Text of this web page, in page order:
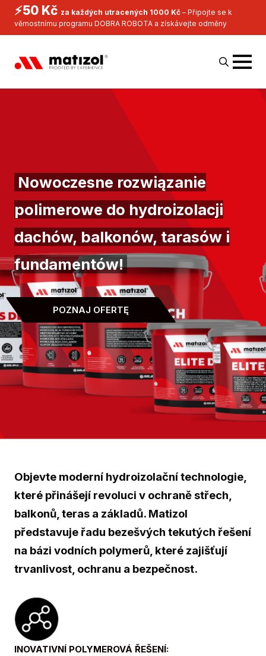
⚡50 Kč za každých utracených 1000 Kč – Připojte se k
věrnostnímu programu DOBRA ROBOTA a získávejte odměny
Nowoczesne rozwiązanie
polimerowe do hydroizolacji
dachów, balkonów, tarasów i
fundamentów!
POZNAJ OFERTĘ
Objevte moderní hydroizolační technologie,
které přinášejí revoluci v ochraně střech,
balkonů, teras a základů. Matizol
představuje řadu bezešvých tekutých řešení
na bázi vodních polymerů, které zajišťují
trvanlivost, ochranu a bezpečnost.
INOVATIVNÍ POLYMEROVÁ ŘEŠENÍ: